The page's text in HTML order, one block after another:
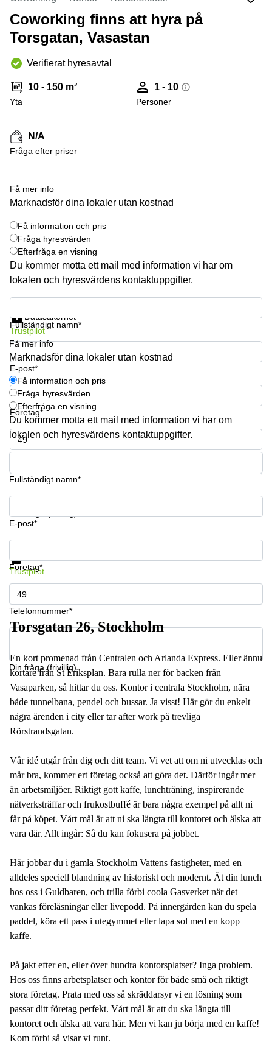
kontor
Coworking
Östermalm
Kontor
Malmö
Kontorshotell
lokaler
Hisingen
Lediga
lokaler
Coworking finns att hyra på
Torsgatan, Vasastan
Verifierat hyresavtal
10 - 150 m²
Yta
1 - 10
Personer
N/A
Fråga efter priser
Få mer info
Marknadsför dina lokaler utan kostnad
Få information och pris
Fråga hyresvärden
Efterfråga en visning
Du kommer motta ett mail med information vi har om
lokalen och hyresvärdens kontaktuppgifter.
Fullständigt namn*
E-post*
Företag*
Telefonnummer*
Datasäkerhet
Trustpilot
Få mer info
Marknadsför dina lokaler utan kostnad
Få information och pris
Fråga hyresvärden
Efterfråga en visning
Du kommer motta ett mail med information vi har om
lokalen och hyresvärdens kontaktuppgifter.
Fullständigt namn*
E-post*
Företag*
Telefonnummer*
Din fråga (frivillig)
Få information och pris
Trustpilot
Torsgatan 26, Stockholm
En kort promenad från Centralen och Arlanda Express. Eller ännu
kortare från St Eriksplan. Bara rulla ner för backen från
Vasaparken, så hittar du oss. Kontor i centrala Stockholm, nära
både tunnelbana, pendel och bussar. Ja visst! Här gör du enkelt
några ärenden i city eller tar after work på trevliga
Rörstrandsgatan.
Vår idé utgår från dig och ditt team. Vi vet att om ni utvecklas och
mår bra, kommer ert företag också att göra det. Därför ingår mer
än arbetsmiljöer. Riktigt gott kaffe, lunchträning, inspirerande
nätverksträffar och frukostbuffé är bara några exempel på allt ni
får på köpet. Vårt mål är att ni ska längta till kontoret och älska att
vara där. Allt ingår: Så du kan fokusera på jobbet.
Här jobbar du i gamla Stockholm Vattens fastigheter, med en
alldeles speciell blandning av historiskt och modernt. Ät din lunch
hos oss i Guldbaren, och trilla förbi coola Gasverket när det
vankas föreläsningar eller livepodd. På innergården kan du spela
paddel, köra ett pass i utegymmet eller lapa sol med en kopp
kaffe.
På jakt efter en, eller över hundra kontorsplatser? Inga problem.
Hos oss finns arbetsplatser och kontor för både små och riktigt
stora företag. Prata med oss så skräddarsyr vi en lösning som
passar ditt företag perfekt. Vårt mål är att du ska längta till
kontoret och älska att vara här. Men vi kan ju börja med en kaffe!
Kom förbi så visar vi runt.